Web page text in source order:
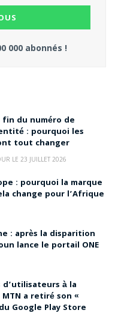
000 abonnés !
du numéro de
: pourquoi les
tout changer
LE 23 JUILLET 2026
: pourquoi la marque
change pour l’Afrique
: après la disparition
lance le portail ONE
d’utilisateurs à la
a retiré son «
Google Play Store